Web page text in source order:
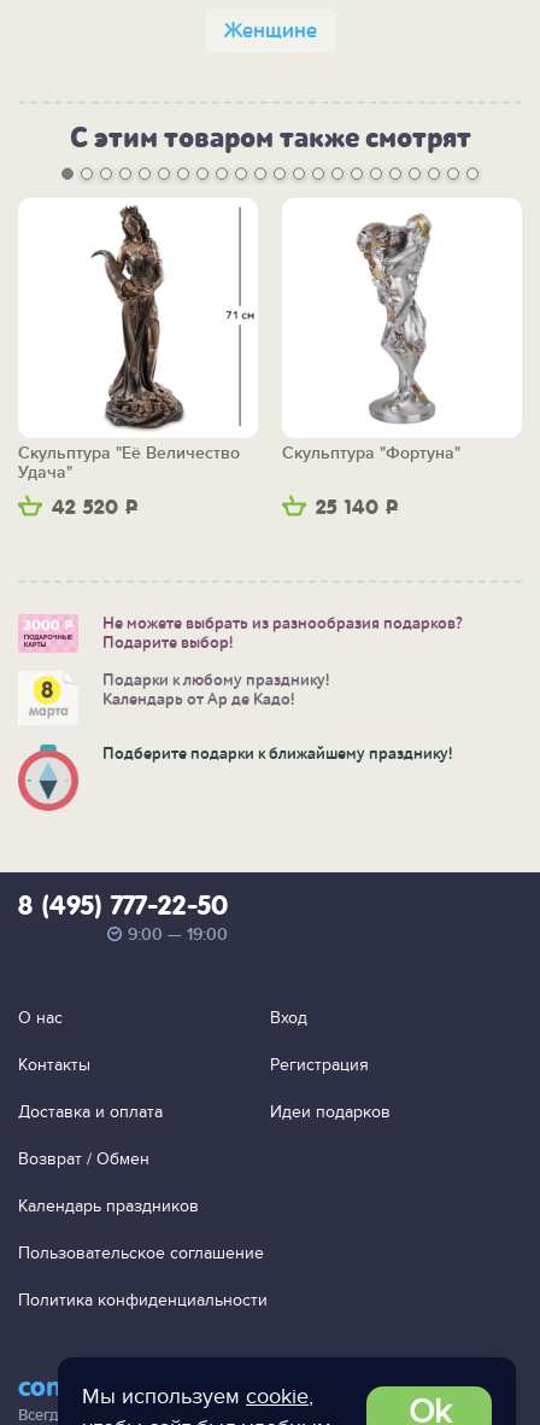
Мы используем cookie,
Ok
Женщине
С этим товаром также смотрят
42 520 Р
Скульптура "Её Величество
Удача"
25 140 Р
Скульптура "Фортуна"
Не можете выбрать из разнообразия подарков?
Подарите выбор!
Подарки к любому празднику!
Календарь от Ар де Кадо!
Подберите подарки к ближайшему празднику!
contact@ac-studio.ru
Всегда отвечаем на ваши письма!
8 (495) 777-22-50
9:00 — 19:00
О нас
Контакты
Доставка и оплата
Возврат / Обмен
Календарь праздников
Пользовательское соглашение
Политика конфиденциальности
Вход
Регистрация
Идеи подарков